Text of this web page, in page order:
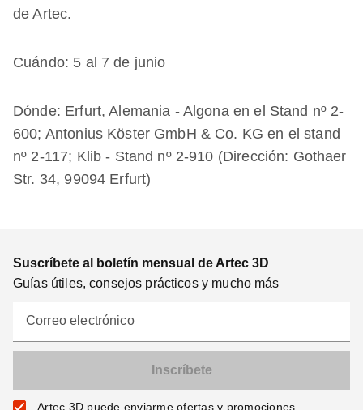
de Artec.
Cuándo: 5 al 7 de junio
Dónde: Erfurt, Alemania - Algona en el Stand nº 2-
600; Antonius Köster GmbH & Co. KG en el stand
nº 2-117; Klib - Stand nº 2-910 (Dirección: Gothaer
Str. 34, 99094 Erfurt)
Suscríbete al boletín mensual de Artec 3D
Guías útiles, consejos prácticos y mucho más
Correo electrónico
Artec 3D puede enviarme ofertas y promociones